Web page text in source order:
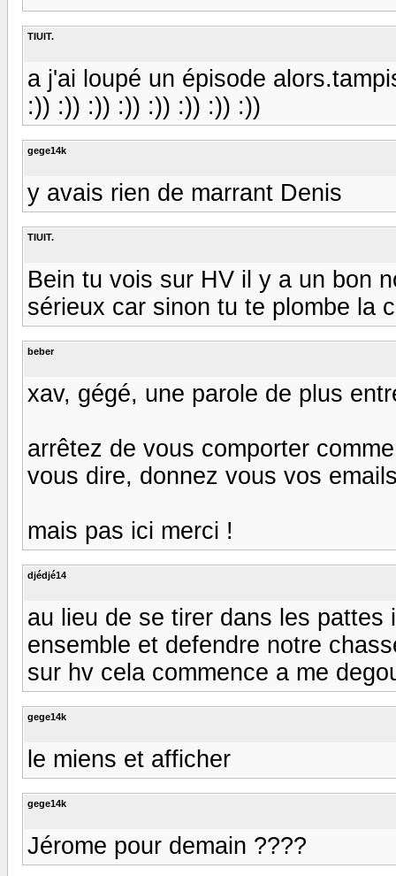
TIUIT.
a j'ai loupé un épisode
:)) :)) :)) :)) :)) :)) :)) :))
gege14k
y avais rien de marrant Denis
TIUIT.
Bein tu vois sur HV il y a un bon
sérieux car sinon tu te plombe la
beber
xav, gégé, une parole de plus
arrêtez de vous comporter
vous dire, donnez vous vos
mais pas ici merci !
djédjé14
au lieu de se tirer dans les
ensemble et defendre notre
sur hv cela commence a me
gege14k
le miens et afficher
gege14k
Jérome pour demain ????